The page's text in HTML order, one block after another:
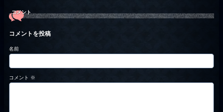
コメント
コメントを投稿
名前
コメント ※